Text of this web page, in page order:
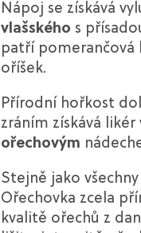
Nápoj se získává
vlašského s
patří pomerančová
oříšek.
Přírodní hořkost
zráním získává likér
ořechovým
Stejně jako
Ořechovka zcela
kvalitě ořechů z